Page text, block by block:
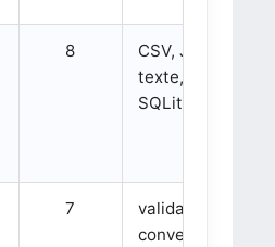
8
CSV, JSON,
texte, binaire,
SQLite
7
validation,
conversion,